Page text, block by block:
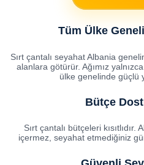
Tüm Ülke
Sırt çantalı seyahat Albania
alanlara götürür. Ağımız
ülke genelinde güçlü
Bütçe
Sırt çantalı bütçeleri
içermez, seyahat etmediğiniz